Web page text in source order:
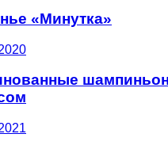
«Минутка»